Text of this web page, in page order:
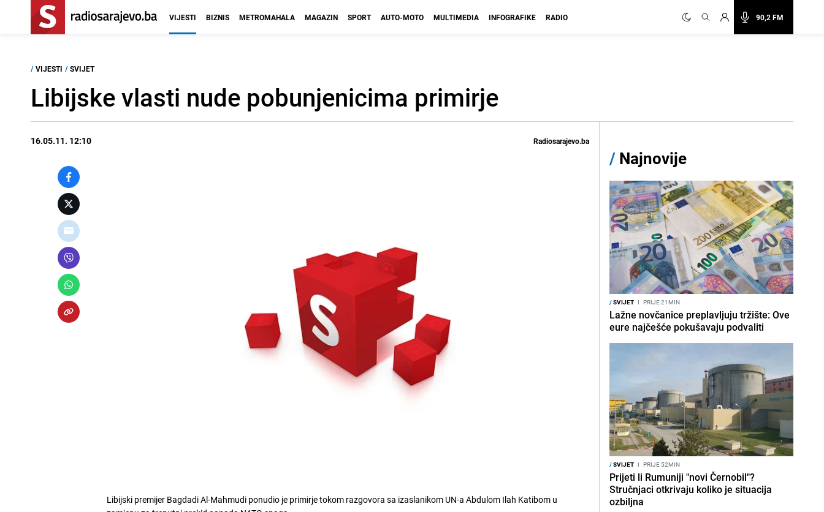
90,2 FM
VIJESTI BIZNIS METROMAHALA MAGAZIN SPORT AUTO-MOTO MULTIMEDIA INFOGRAFIKE RADIO
/ VIJESTI / SVIJET
Libijske vlasti nude pobunjenicima primirje
16.05.11. 12:10 Radiosarajevo.ba
Libijski premijer Bagdadi Al-Mahmudi ponudio je primirje tokom razgovora sa izaslanikom UN-a Abdulom Ilah Katibom u
/ Najnovije
/SVIJET I PRIJE 21MIN
Lažne novčanice preplavljuju tržište: Ove
eure najčešće pokušavaju podvaliti
/SVIJET I PRIJE 52MIN
Prijeti li Rumuniji "novi Černobil"?
Stručnjaci otkrivaju koliko je situacija
ozbiljna